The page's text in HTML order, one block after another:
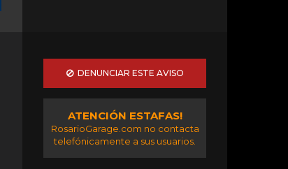
DENUNCIAR ESTE AVISO
ATENCIÓN ESTAFAS!
RosarioGarage.com no contacta
telefónicamente a sus usuarios.